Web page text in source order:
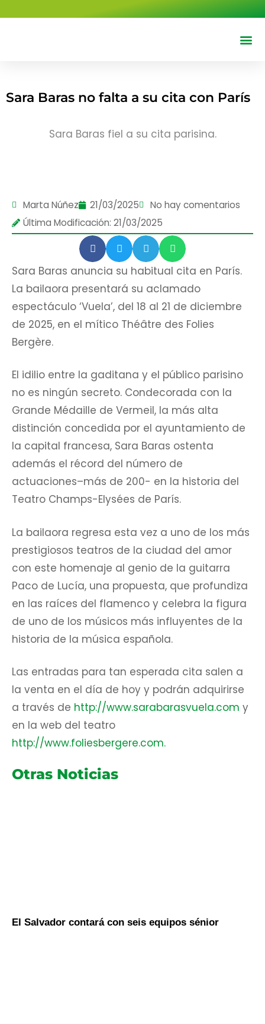
Sara Baras no falta a su cita con París
Sara Baras fiel a su cita parisina.
Marta Núñez 21/03/2025
No hay comentarios
Última Modificación: 21/03/2025
Sara Baras anuncia su habitual cita en París.
La bailaora presentará su aclamado
espectáculo ‘Vuela’, del 18 al 21 de diciembre
de 2025, en el mítico Théâtre des Folies
Bergère.
El idilio entre la gaditana y el público parisino
no es ningún secreto. Condecorada con la
Grande Médaille de Vermeil, la más alta
distinción concedida por el ayuntamiento de
la capital francesa, Sara Baras ostenta
además el récord del número de
actuaciones–más de 200- en la historia del
Teatro Champs-Elysées de París.
La bailaora regresa esta vez a uno de los más
prestigiosos teatros de la ciudad del amor
con este homenaje al genio de la guitarra
Paco de Lucía, una propuesta, que profundiza
en las raíces del flamenco y celebra la figura
de uno de los músicos más influyentes de la
historia de la música española.
Las entradas para tan esperada cita salen a
la venta en el día de hoy y podrán adquirirse
a través de http://www.sarabarasvuela.com y
en la web del teatro
http://www.foliesbergere.com.
Otras Noticias
El Salvador contará con seis equipos sénior